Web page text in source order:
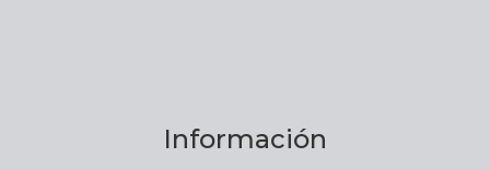
Información